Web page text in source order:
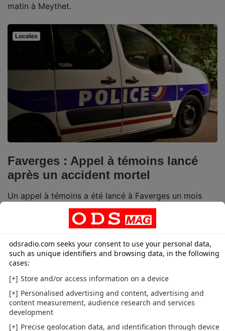
matin à Meythet.
Locales
Faverges : Appel à témoins lancé
après un accident mortel
Un appel à témoins a été lancé à Faverges un mois
après un accident mortel.